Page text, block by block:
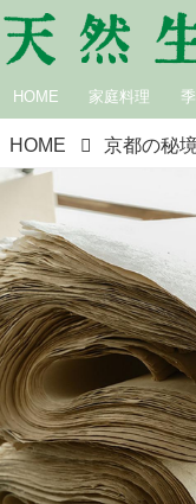
HOME 家庭料理
HOME